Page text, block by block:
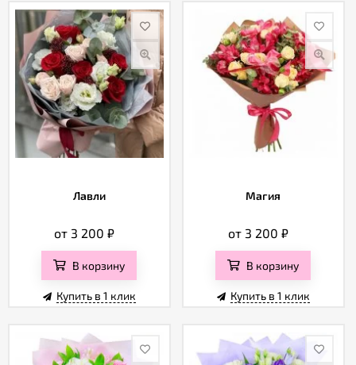
Лавли
от 3 200₽
В корзину
Купить в 1 клик
Магия
от 3 200₽
В корзину
Купить в 1 клик